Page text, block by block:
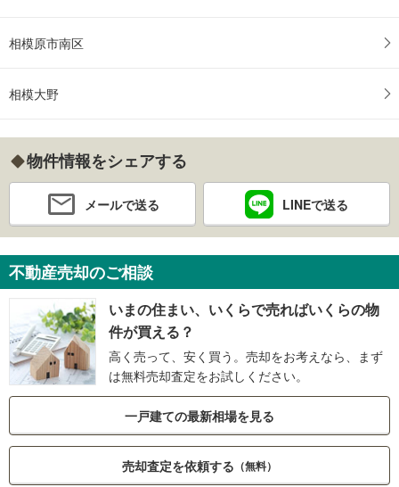
相模原市南区
相模大野
物件情報をシェアする
メールで送る LINEで送る
不動産売却のご相談
いまの住まい、いくらで売ればいくらの物
件が買える？
高く売って、安く買う。売却をお考えなら、まず
は無料売却査定をお試しください。
一戸建ての最新相場を見る
売却査定を依頼する （無料）